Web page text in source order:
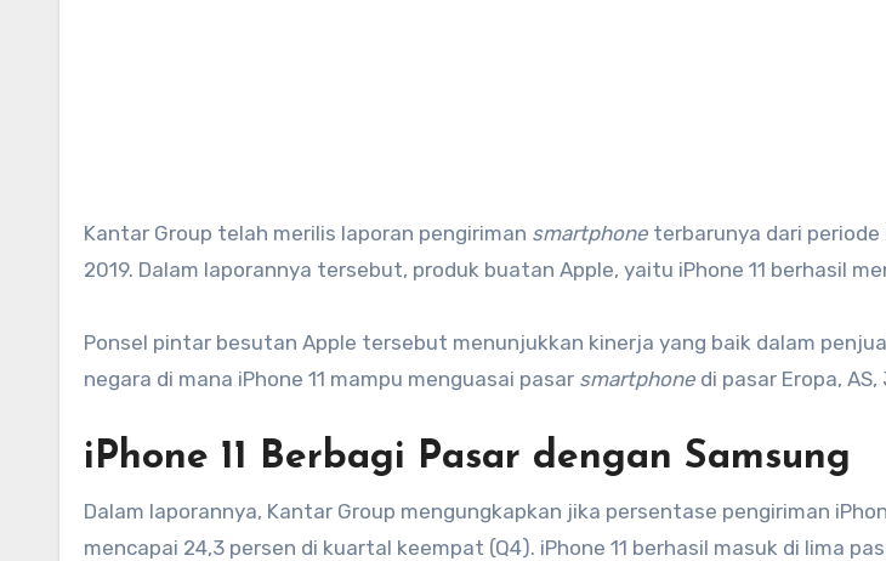
Kantar Group telah merilis laporan pengiriman smartphone terbarunya dari
2019. Dalam laporannya tersebut, produk buatan Apple, yaitu iPhone 11 berhasil
Ponsel pintar besutan Apple tersebut menunjukkan kinerja yang baik dalam
negara di mana iPhone 11 mampu menguasai pasar smartphone di pasar Eropa,
iPhone 11 Berbagi Pasar dengan Samsung
Dalam laporannya, Kantar Group mengungkapkan jika persentase pengiriman
mencapai 24,3 persen di kuartal keempat (Q4). iPhone 11 berhasil masuk di lima